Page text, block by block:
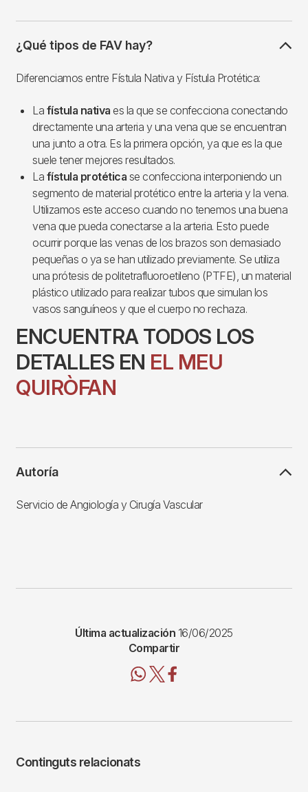
¿Qué tipos de FAV hay?
Diferenciamos entre Fístula Nativa y Fístula Protética:
La fístula nativa es la que se confecciona conectando
directamente una arteria y una vena que se encuentran
una junto a otra. Es la primera opción, ya que es la que
suele tener mejores resultados.
La fístula protética se confecciona interponiendo un
segmento de material protético entre la arteria y la vena.
Utilizamos este acceso cuando no tenemos una buena
vena que pueda conectarse a la arteria. Esto puede
ocurrir porque las venas de los brazos son demasiado
pequeñas o ya se han utilizado previamente. Se utiliza
una prótesis de politetrafluoroetileno (PTFE), un material
plástico utilizado para realizar tubos que simulan los
vasos sanguíneos y que el cuerpo no rechaza.
ENCUENTRA TODOS LOS
DETALLES EN EL MEU
QUIRÒFAN
Autoría
Servicio de Angiología y Cirugía Vascular
Última actualización 16/06/2025
Compartir
Continguts relacionats